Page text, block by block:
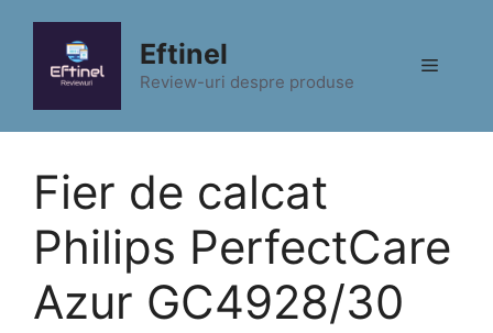
conținut
Eftinel
Review-uri despre produse
Meniu
Fier de calcat
Philips PerfectCare
Azur GC4928/30